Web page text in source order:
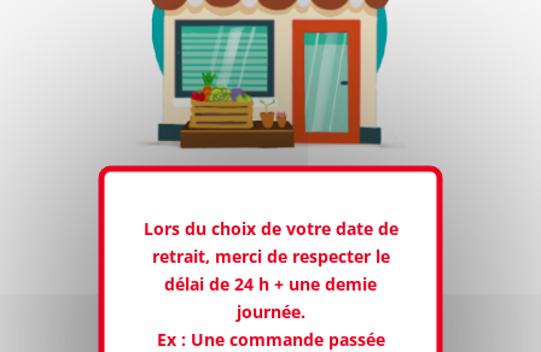
Lors du choix de votre date de
retrait, merci de respecter le
délai de 24 h + une demie
journée.
Ex : Une commande passée